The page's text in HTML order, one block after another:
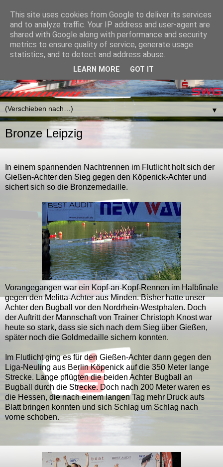
▼
Bronze Leipzig
In einem spannenden Nachtrennen im Flutlicht holt sich der
Gießen-Achter den Sieg gegen den Köpenick-Achter und
sichert sich so die Bronzemedaille.
Vorangegangen war ein Kopf-an-Kopf-Rennen im Halbfinale
gegen den Melitta-Achter aus Minden. Bisher hatte unser
Achter den Bugball vor den Nordrhein-Westphalen. Doch
der Auftritt der Mannschaft von Trainer Christoph Knost war
heute so stark, dass sie sich nach dem Sieg über Gießen,
später noch die Goldmedaille sichern konnten.
Im Flutlicht ging es für den Gießen-Achter dann gegen den
Liga-Neuling aus Berlin Köpenick auf die 350 Meter lange
Strecke. Lange pflügten die beiden Achter Bugball an
Bugball durch die Strecke. Doch nach 200 Meter waren es
die Hessen, die nach einem langen Tag mehr Druck aufs
Blatt bringen konnten und sich Schlag um Schlag nach
vorne schoben.
This site uses cookies from Google to deliver its services
and to analyze traffic. Your IP address and user-agent are
shared with Google along with performance and security
metrics to ensure quality of service, generate usage
statistics, and to detect and address abuse.
LEARN MORE GOT IT